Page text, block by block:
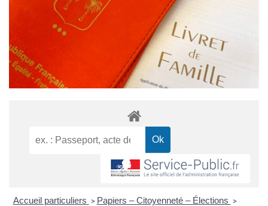
Accueil particuliers > Papiers – Citoyenneté – Élections >